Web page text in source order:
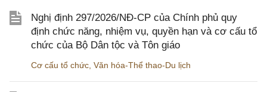
Nghị định 297/2026/NĐ-CP của Chính phủ quy
định chức năng, nhiệm vụ, quyền hạn và cơ cấu tổ
chức của Bộ Dân tộc và Tôn giáo
Cơ cấu tổ chức Văn hóa-Thể thao-Du lịch